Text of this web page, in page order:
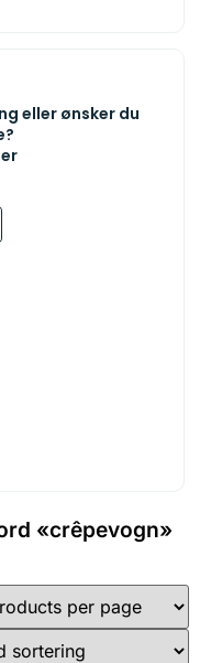
eller ønsker du
«crêpevogn»